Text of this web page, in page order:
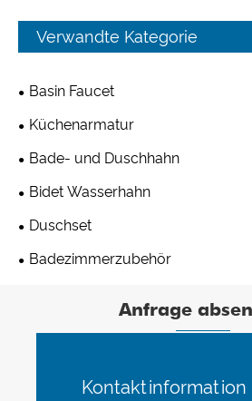
Verwandte Kategorie
Basin Faucet
Küchenarmatur
Bade- und Duschhahn
Bidet Wasserhahn
Duschset
Badezimmerzubehör
Anfrage
Kontaktinformation